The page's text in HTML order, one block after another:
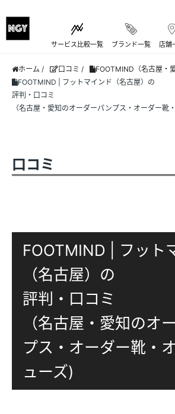
サービス比較一覧 ブランド一覧 店舗
ホーム / 口コミ / FOOTMIND（名古屋・愛
FOOTMIND | フットマインド（名古屋）の
評判・口コミ
（名古屋・愛知のオーダーパンプス・オーダー靴
口コミ
FOOTMIND | フット
（名古屋）の
評判・口コミ
（名古屋・愛知のオ
プス・オーダー靴・
ューズ)